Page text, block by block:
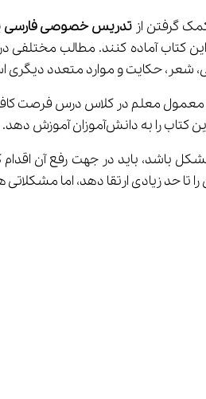
تدریس خصوصی فارسی
این کتاب انرژی و زمان زیادی می‌خواهد و به طور
آموزش دهد.
دچار مشکل باشد، باید در جهت